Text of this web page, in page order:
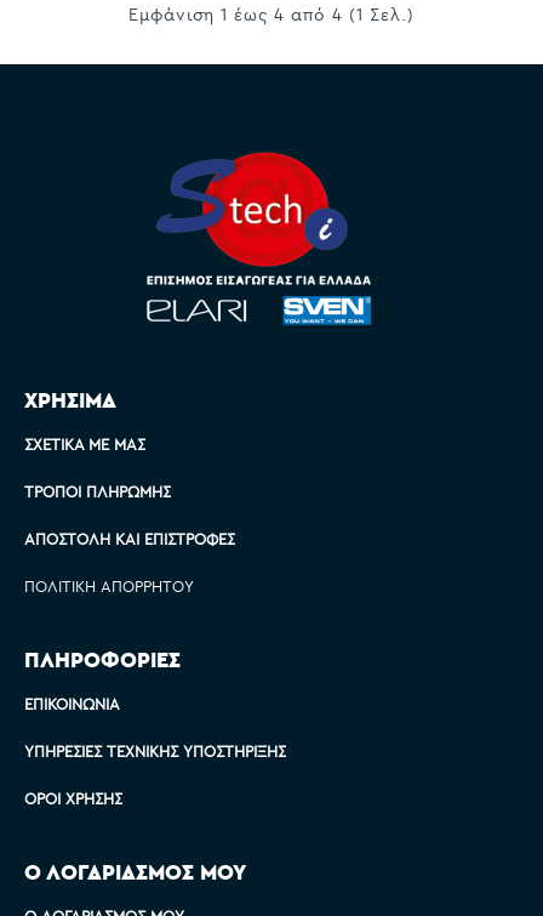
Εμφάνιση 1 έως 4 από 4 (1 Σελ.)
ΧΡΗΣΙΜΑ
ΣΧΕΤΙΚΆ ΜΕ ΜΑΣ
ΤΡΌΠΟΙ ΠΛΗΡΩΜΉΣ
ΑΠΟΣΤΟΛΉ ΚΑΙ ΕΠΙΣΤΡΟΦΈΣ
ΠΟΛΙΤΙΚΉ ΑΠΟΡΡΉΤΟΥ
ΠΛΗΡΟΦΟΡΙΕΣ
ΕΠΙΚΟΙΝΩΝΊΑ
ΥΠΗΡΕΣΊΕΣ ΤΕΧΝΙΚΉΣ ΥΠΟΣΤΉΡΙΞΗΣ
ΌΡΟΙ ΧΡΉΣΗΣ
Ο ΛΟΓΑΡΙΑΣΜΟΣ ΜΟΥ